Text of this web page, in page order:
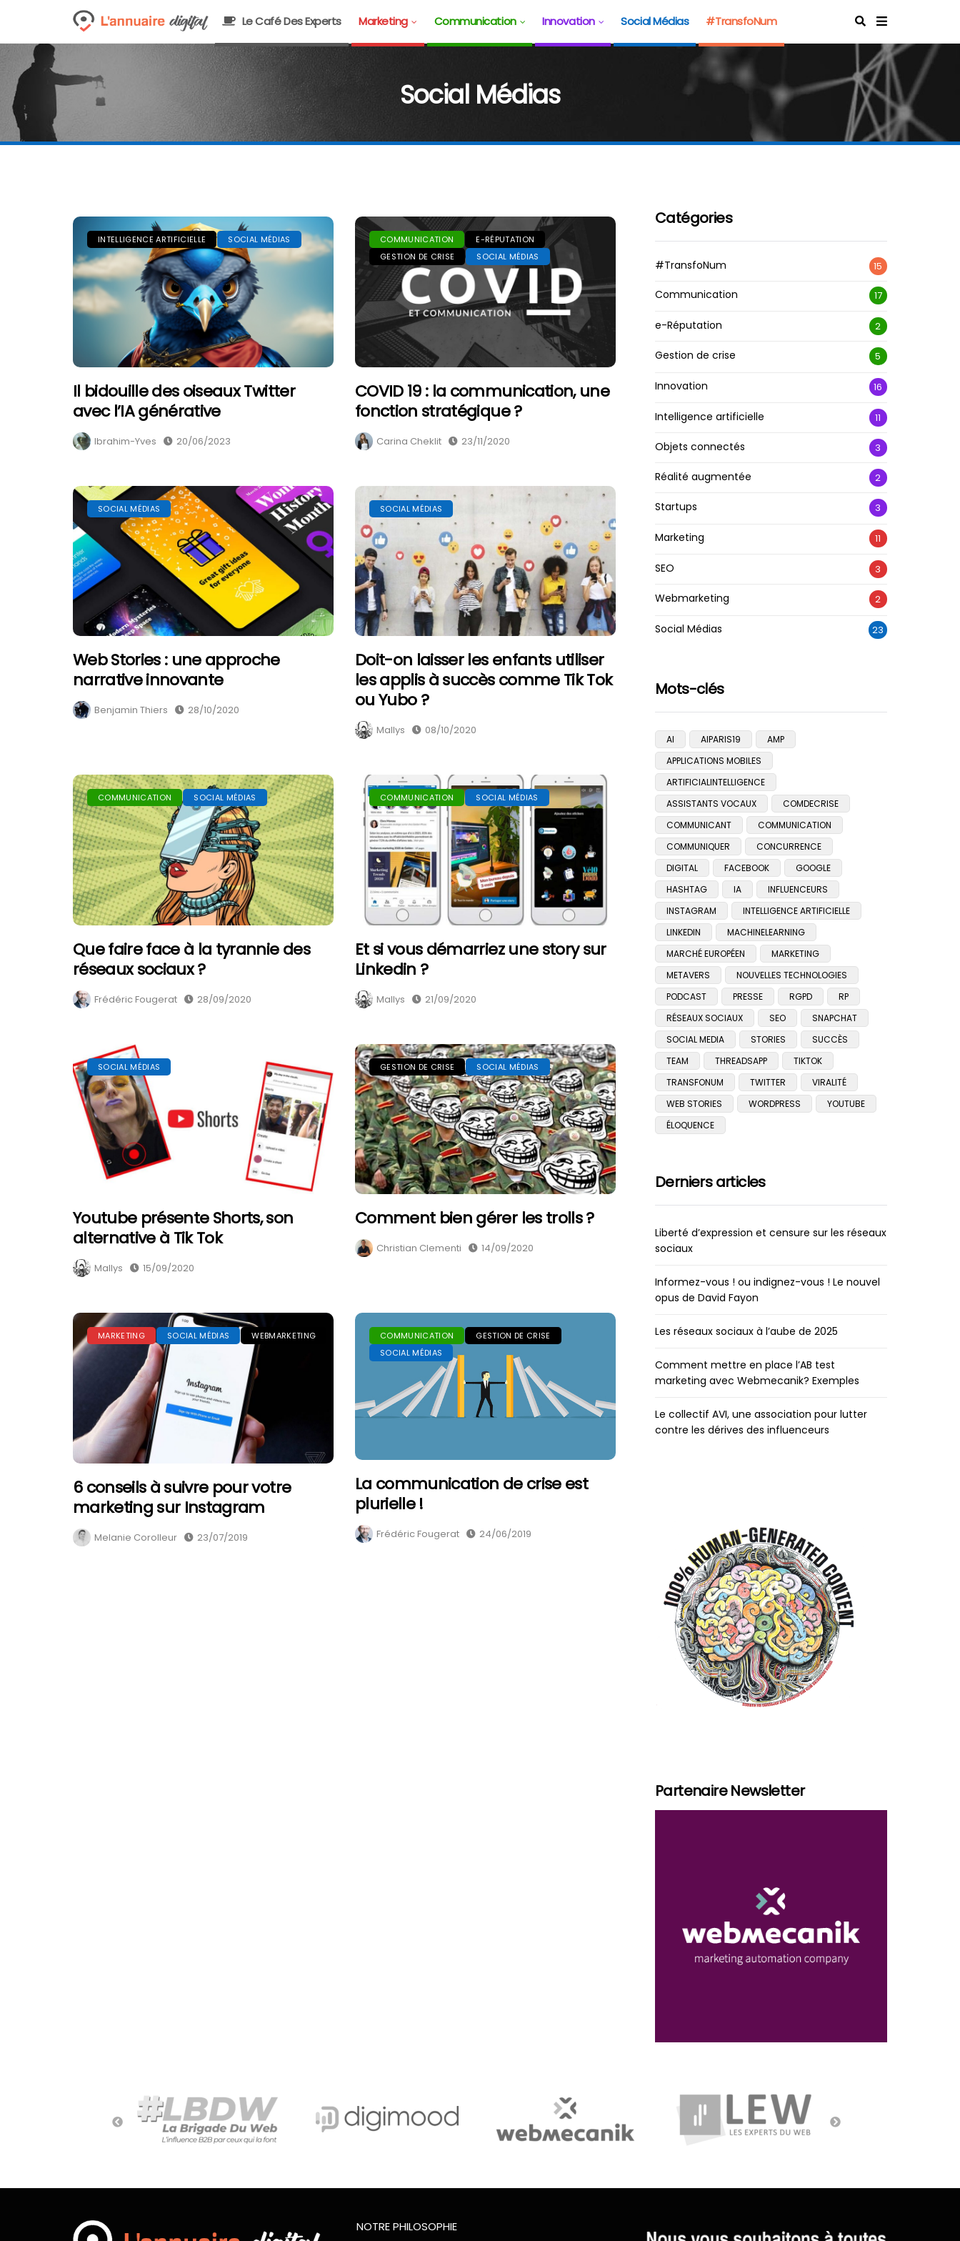
Le Café Des Experts Marketing Communication Innovation Social Médias #TransfoNum
Social Médias
INTELLIGENCE ARTIFICIELLE SOCIAL MÉDIAS
Il bidouille des oiseaux Twitter
avec l’IA générative
Ibrahim-Yves 20/06/2023
COMMUNICATION
E-RÉPUTATION
GESTION DE CRISE
SOCIAL MÉDIAS
COVID 19 : la communication, une
fonction stratégique ?
Carina Cheklit 23/11/2020
SOCIAL MÉDIAS
Web Stories : une approche
narrative innovante
Benjamin Thiers 28/10/2020
SOCIAL MÉDIAS
Doit-on laisser les enfants utiliser
les applis à succès comme Tik Tok
ou Yubo ?
Mallys 08/10/2020
COMMUNICATION SOCIAL MÉDIAS
Que faire face à la tyrannie des
réseaux sociaux ?
Frédéric Fougerat 28/09/2020
COMMUNICATION SOCIAL MÉDIAS
Et si vous démarriez une story sur
Linkedin ?
Mallys 21/09/2020
SOCIAL MÉDIAS
Youtube présente Shorts, son
alternative à Tik Tok
Mallys 15/09/2020
GESTION DE CRISE SOCIAL MÉDIAS
Comment bien gérer les trolls ?
Christian Clementi 14/09/2020
MARKETING SOCIAL MÉDIAS WEBMARKETING
6 conseils à suivre pour votre
marketing sur Instagram
Melanie Corolleur 23/07/2019
COMMUNICATION
GESTION DE CRISE
SOCIAL MÉDIAS
La communication de crise est
plurielle !
Frédéric Fougerat 24/06/2019
Catégories
#TransfoNum 15
Communication 17
e-Réputation 2
Gestion de crise 5
Innovation 16
Intelligence artificielle 11
Objets connectés 3
Réalité augmentée 2
Startups 3
Marketing 11
SEO 3
Webmarketing 2
Social Médias 23
Mots-clés
AI AIPARIS19
AMP
APPLICATIONS MOBILES
ARTIFICIALINTELLIGENCE
ASSISTANTS VOCAUX
COMDECRISE
COMMUNICANT
COMMUNICATION
COMMUNIQUER
CONCURRENCE
DIGITAL
FACEBOOK
GOOGLE
HASHTAG
IA
INFLUENCEURS
INSTAGRAM
INTELLIGENCE ARTIFICIELLE
LINKEDIN
MACHINELEARNING
MARCHÉ EUROPÉEN
MARKETING
METAVERS
NOUVELLES TECHNOLOGIES
PODCAST
PRESSE RGPD
RP
RÉSEAUX SOCIAUX
SEO
SNAPCHAT
SOCIAL MEDIA
STORIES
SUCCÈS
TEAM
THREADSAPP
TIKTOK
TRANSFONUM
TWITTER
VIRALITÉ
WEB STORIES
WORDPRESS
YOUTUBE
ÉLOQUENCE
Derniers articles
Liberté d’expression et censure sur les réseaux
sociaux
Informez-vous ! ou indignez-vous ! Le nouvel
opus de David Fayon
Les réseaux sociaux à l’aube de 2025
Comment mettre en place l’AB test
marketing avec Webmecanik? Exemples
Le collectif AVI, une association pour lutter
contre les dérives des influenceurs
Partenaire Newsletter
NOTRE PHILOSOPHIE